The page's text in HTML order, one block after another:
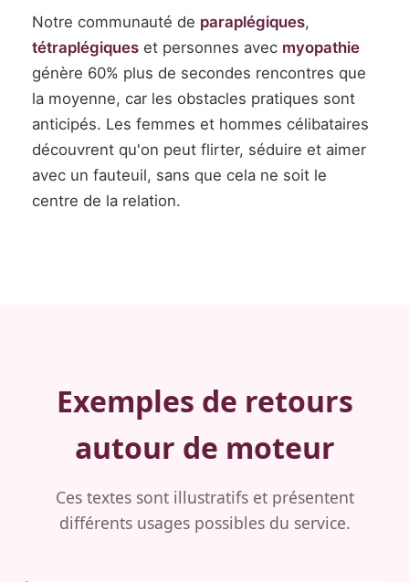
Notre communauté de paraplégiques,
tétraplégiques et personnes avec myopathie
génère 60% plus de secondes rencontres que
la moyenne, car les obstacles pratiques sont
anticipés. Les femmes et hommes célibataires
découvrent qu'on peut flirter, séduire et aimer
avec un fauteuil, sans que cela ne soit le
centre de la relation.
Exemples de retours
autour de moteur
Ces textes sont illustratifs et présentent
différents usages possibles du service.